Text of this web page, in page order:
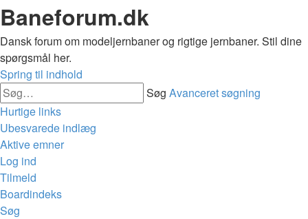
Baneforum.dk
Dansk forum om modeljernbaner og rigtige jernbaner. Stil dine
spørgsmål her.
Spring til indhold
Søg Avanceret søgning
Hurtige links
Ubesvarede indlæg
Aktive emner
Log ind
Tilmeld
Boardindeks
Søg